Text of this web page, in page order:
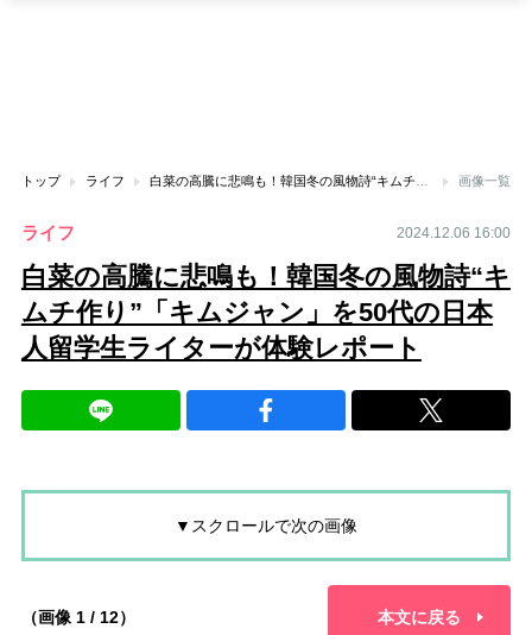
トップ ライフ 画像一覧
ライフ 2024.12.06 16:00
白菜の高騰に悲鳴も！韓国冬の風物詩“キ
ムチ作り”「キムジャン」を50代の日本
人留学生ライターが体験レポート
▼スクロールで次の画像
（画像 1 / 12） 本文に戻る